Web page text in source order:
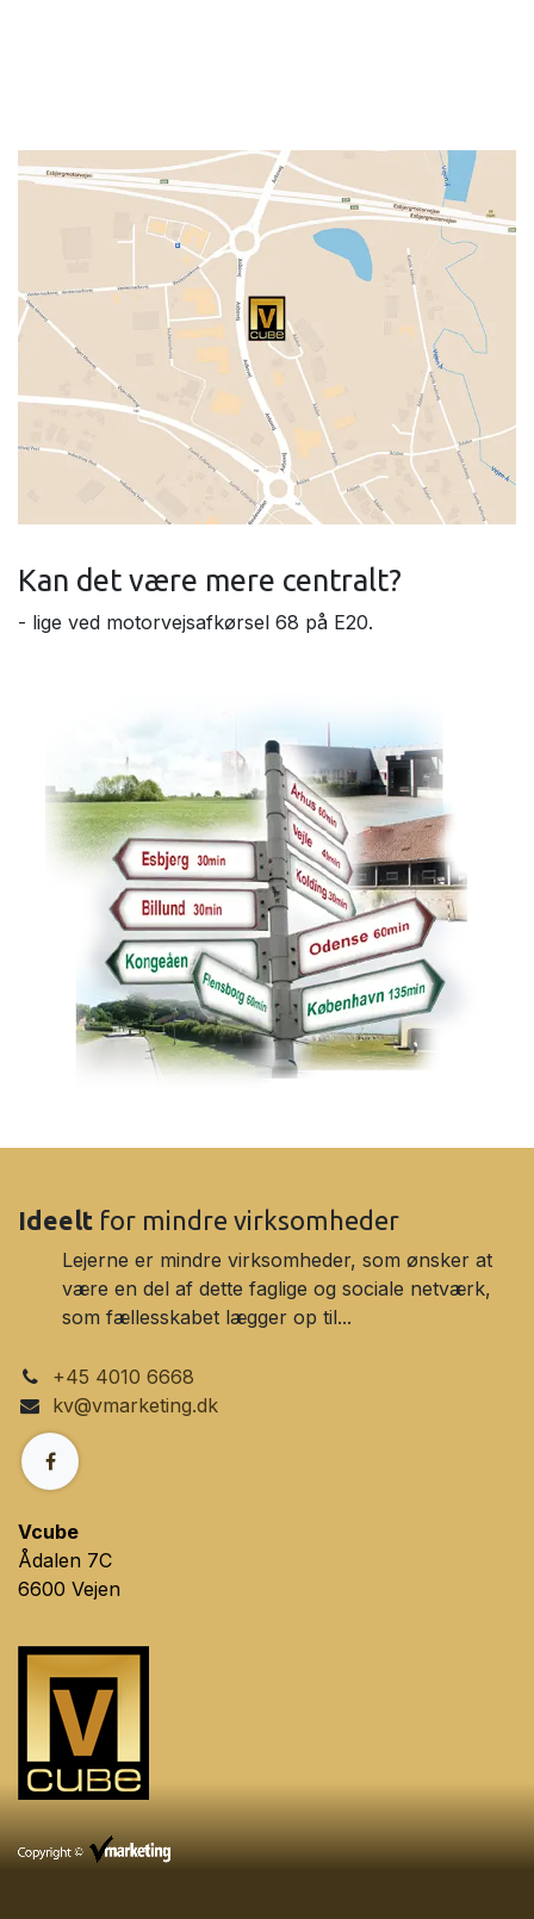
Kan det være mere centralt?
- lige ved motorvejsafkørsel 68 på E20.
Ideelt for mindre virksomheder
Lejerne er mindre virksomheder, som ønsker at
være en del af dette faglige og sociale netværk,
som fællesskabet lægger op til...
+45 4010 6668
kv@vmarketing.dk
Vcube
Ådalen 7C
6600 Vejen